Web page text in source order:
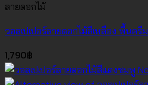
ลายดอกไม้
วอลเปเปอร์ลายดอกไม้สีเหลือง พื้นครี
1,790฿